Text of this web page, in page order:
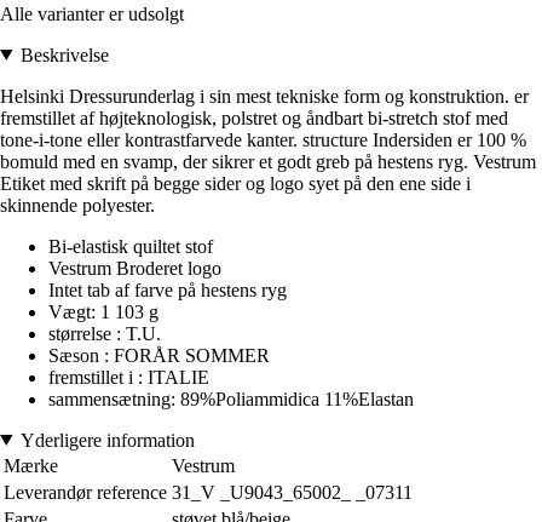
Alle varianter er udsolgt
Beskrivelse
Helsinki Dressurunderlag i sin mest tekniske form og konstruktion. er
fremstillet af højteknologisk, polstret og åndbart bi-stretch stof med
tone-i-tone eller kontrastfarvede kanter. structure Indersiden er 100 %
bomuld med en svamp, der sikrer et godt greb på hestens ryg. Vestrum
Etiket med skrift på begge sider og logo syet på den ene side i
skinnende polyester.
Bi-elastisk quiltet stof
Vestrum Broderet logo
Intet tab af farve på hestens ryg
Vægt: 1 103 g
størrelse : T.U.
Sæson : FORÅR SOMMER
fremstillet i : ITALIE
sammensætning: 89%Poliammidica 11%Elastan
Yderligere information
Mærke
Vestrum
Leverandør reference 31_V _U9043_65002_ _07311